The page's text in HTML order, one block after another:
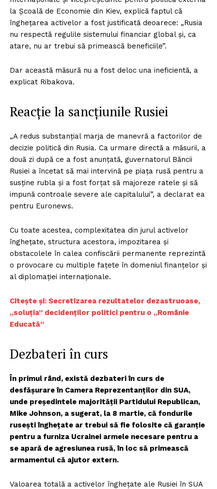
la Școală de Economie din Kiev, explică faptul că
înghețarea activelor a fost justificată deoarece: „Rusia
nu respectă regulile sistemului financiar global și, ca
atare, nu ar trebui să primească beneficiile”.
Dar această măsură nu a fost deloc una ineficientă, a
explicat Ribakova.
Reacție la sancțiunile Rusiei
„A redus substanțial marja de manevră a factorilor de
decizie politică din Rusia. Ca urmare directă a măsurii, a
două zi după ce a fost anunțată, guvernatorul Băncii
Rusiei a încetat să mai intervină pe piața rusă pentru a
susține rubla și a fost forțat să majoreze ratele și să
impună controale severe ale capitalului”, a declarat ea
pentru Euronews.
Cu toate acestea, complexitatea din jurul activelor
înghețate, structura acestora, impozitarea și
obstacolele în calea confiscării permanente reprezintă
o provocare cu multiple fațete în domeniul finanțelor și
al diplomației internaționale.
Citește și: Secretizarea rezultatelor dezastruoase,
„soluția” decidenților politici pentru o „Românie
Educată”
Dezbateri în curs
În primul rând, există dezbateri în curs de
desfășurare în Camera Reprezentanților din SUA,
unde președintele majorității Partidului Republican,
Mike Johnson, a sugerat, la 8 martie, că fondurile
rusești înghețate ar trebui să fie folosite că garanție
pentru a furniza Ucrainei armele necesare pentru a
se apară de agresiunea rusă, în loc să primească
armamentul că ajutor extern.
Valoarea totală a activelor înghețate ale Rusiei în SUA